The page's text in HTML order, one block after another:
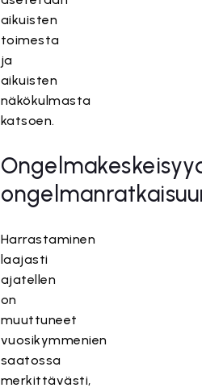
aikuisten
toimesta
ja
aikuisten
näkökulmasta
katsoen.
Harrastaminen
laajasti
ajatellen
on
muuttuneet
vuosikymmenien
saatossa
merkittävästi,